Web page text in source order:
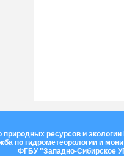
природных ресурсов и
по гидрометеорологии и
ФГБУ "Западно-Сибирское